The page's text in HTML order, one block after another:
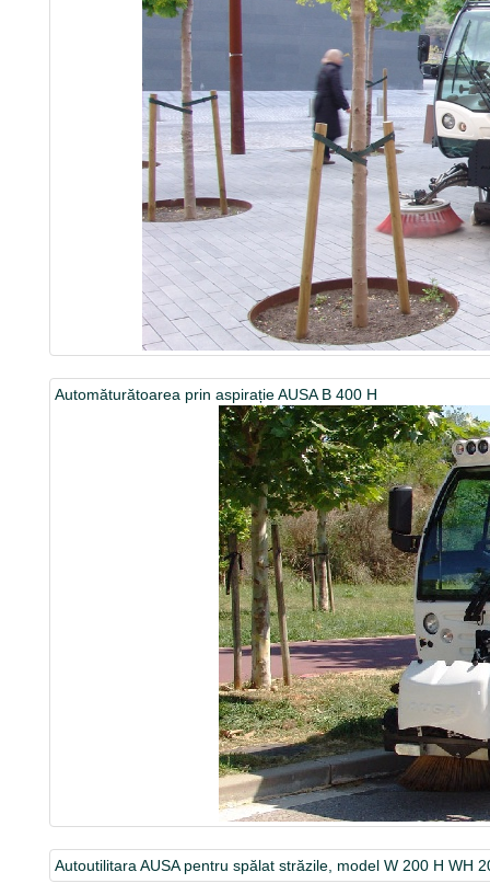
Automăturătoarea prin aspirație AUSA B 400 H
Autoutilitara AUSA pentru spălat străzile, model W 200 H WH